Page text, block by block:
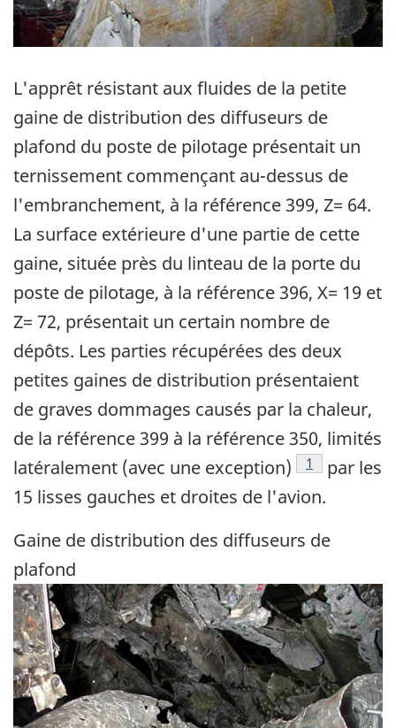
L'apprêt résistant aux fluides de la petite
gaine de distribution des diffuseurs de
plafond du poste de pilotage présentait un
ternissement commençant au-dessus de
l'embranchement, à la référence 399, Z= 64.
La surface extérieure d'une partie de cette
gaine, située près du linteau de la porte du
poste de pilotage, à la référence 396, X= 19 et
Z= 72, présentait un certain nombre de
dépôts. Les parties récupérées des deux
petites gaines de distribution présentaient
de graves dommages causés par la chaleur,
de la référence 399 à la référence 350, limités
latéralement (avec une exception)
Note de bas
1
par les
15 lisses gauches et droites de l'avion.
Gaine de distribution des diffuseurs de
plafond
Image